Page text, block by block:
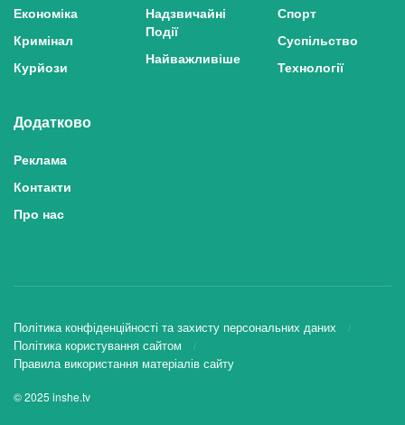
Економіка
Кримінал
Курйози
Надзвичайні
Події
Найважливіше
Спорт
Суспільство
Технології
Додатково
Реклама
Контакти
Про нас
Політика конфіденційності та захисту персональних даних
Політика користування сайтом
Правила використання матеріалів сайту
© 2025 inshe.tv